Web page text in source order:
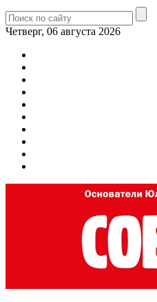
Четверг, 06 августа 2026